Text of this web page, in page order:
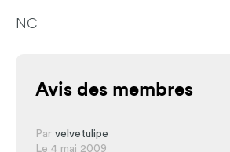
NC
Avis des membres
Par velvetulipe
Le 4 mai 2009